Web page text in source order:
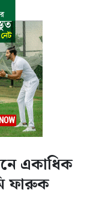
একাধিক
ফারুক